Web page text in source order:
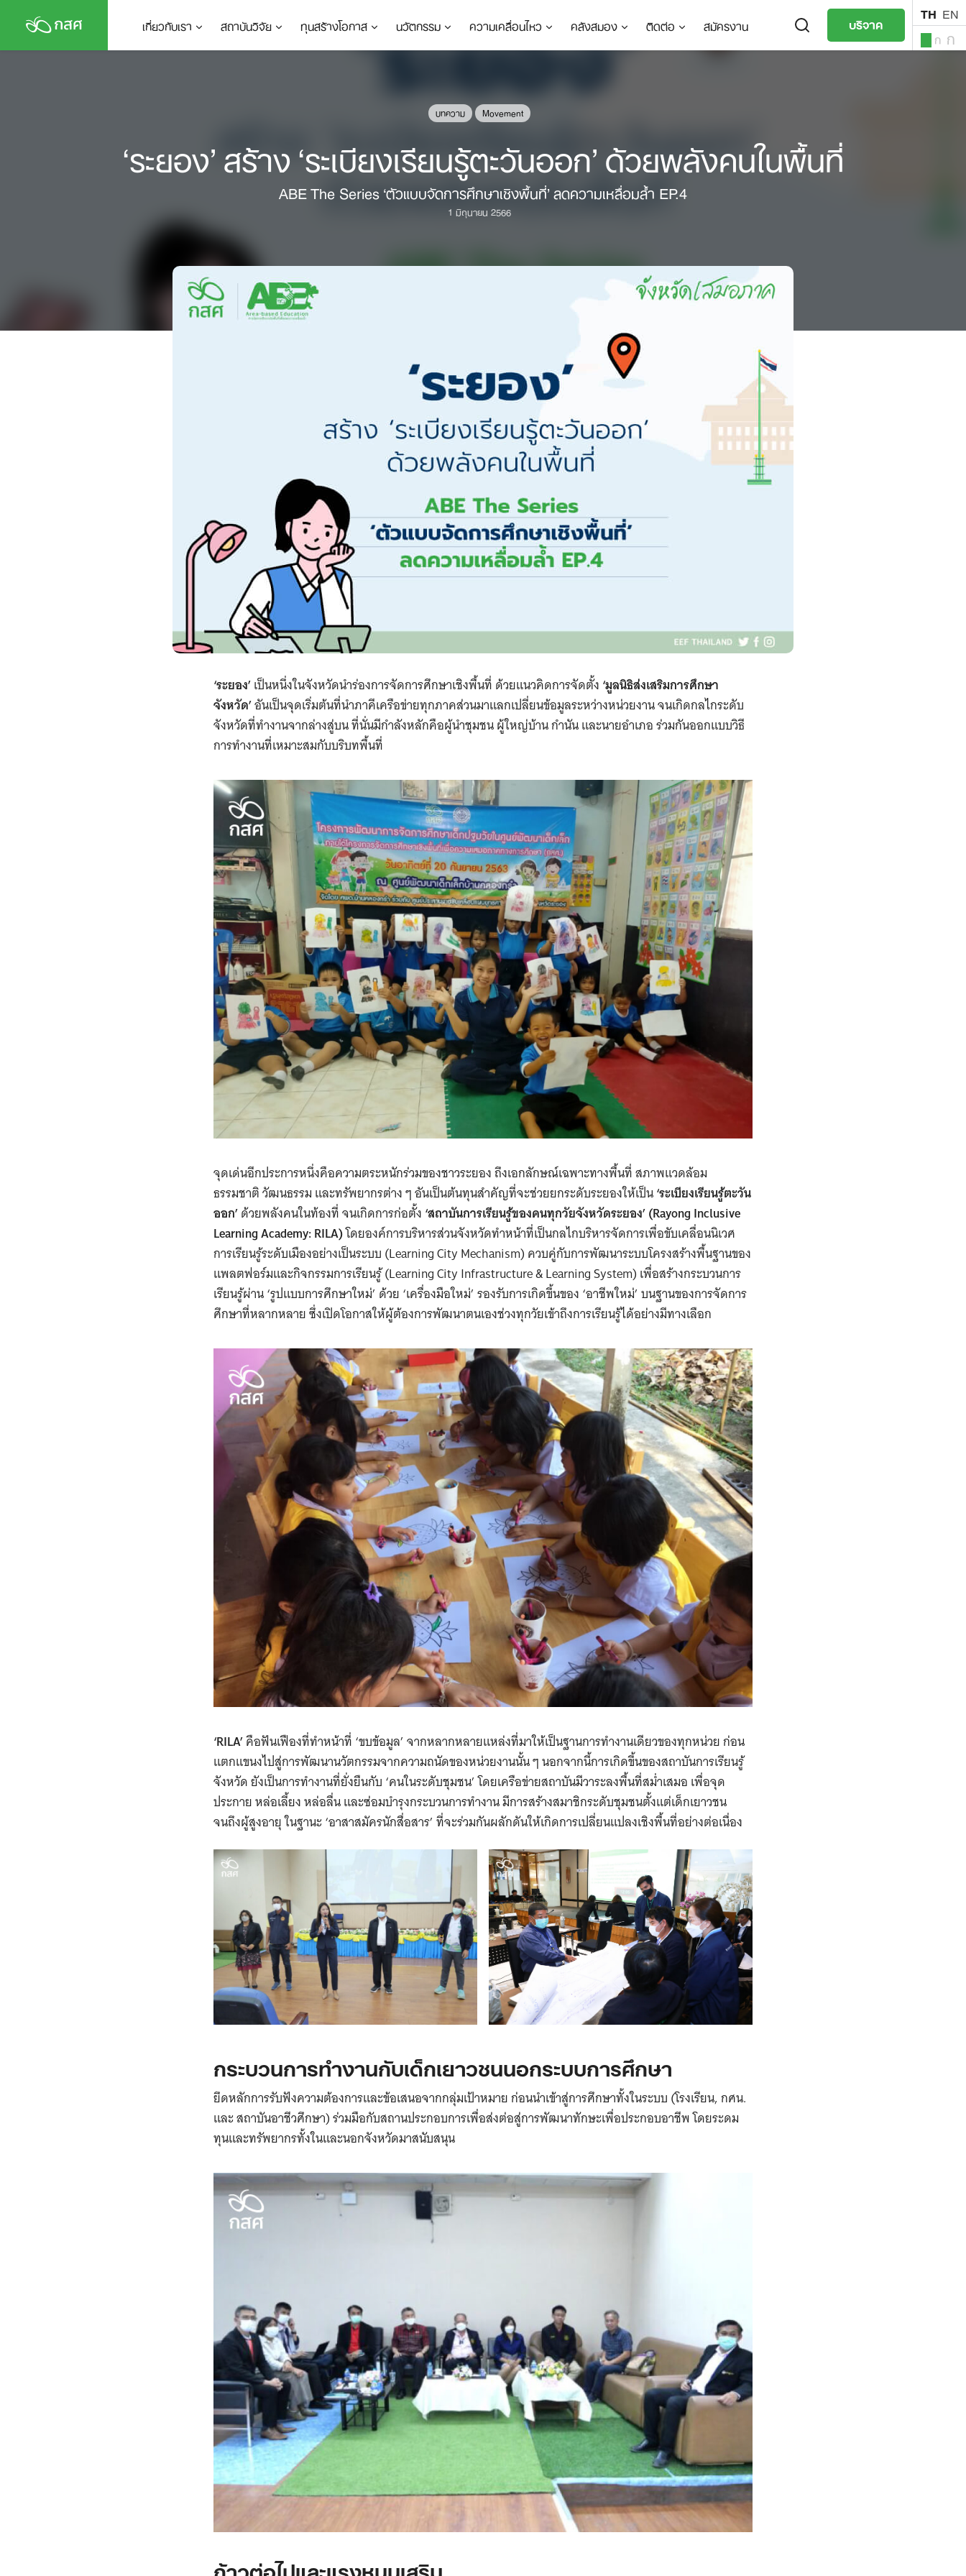
content
เกี่ยวกับเรา สถาบันวิจัย ทุนสร้างโอกาส นวัตกรรม ความเคลื่อนไหว คลังสมอง ติดต่อ สมัครงาน บริจาค TH EN
ก ก
Search
for:
บทความ Movement
‘ระยอง’ สร้าง ‘ระเบียงเรียนรู้ตะวันออก’ ด้วยพลังคนในพื้นที่
ABE The Series ‘ตัวแบบจัดการศึกษาเชิงพื้นที่’ ลดความเหลื่อมล้ำ EP.4
1 มิถุนายน 2566
‘ระยอง’เป็นหนึ่งในจังหวัดนำร่องการจัดการศึกษาเชิงพื้นที่ ด้วยแนวคิดการจัดตั้ง ‘มูลนิธิส่งเสริมการศึกษา
จังหวัด’อันเป็นจุดเริ่มต้นที่นำภาคีเครือข่ายทุกภาคส่วนมาแลกเปลี่ยนข้อมูลระหว่างหน่วยงาน จนเกิดกลไกระดับ
จังหวัดที่ทำงานจากล่างสู่บน ที่นั่นมีกำลังหลักคือผู้นำชุมชน ผู้ใหญ่บ้าน กำนัน และนายอำเภอ ร่วมกันออกแบบวิธี
การทำงานที่เหมาะสมกับบริบทพื้นที่
จุดเด่นอีกประการหนึ่งคือความตระหนักร่วมของชาวระยอง ถึงเอกลักษณ์เฉพาะทางพื้นที่ สภาพแวดล้อม
ธรรมชาติ วัฒนธรรม และทรัพยากรต่าง ๆ อันเป็นต้นทุนสำคัญที่จะช่วยยกระดับระยองให้เป็น‘ระเบียงเรียนรู้ตะวัน
ออก’ด้วยพลังคนในท้องที่ จนเกิดการก่อตั้ง ‘สถาบันการเรียนรู้ของคนทุกวัยจังหวัดระยอง’ (Rayong Inclusive
Learning Academy: RILA)โดยองค์การบริหารส่วนจังหวัดทำหน้าที่เป็นกลไกบริหารจัดการเพื่อขับเคลื่อนนิเวศ
การเรียนรู้ระดับเมืองอย่างเป็นระบบ (Learning City Mechanism) ควบคู่กับการพัฒนาระบบโครงสร้างพื้นฐานของ
แพลตฟอร์มและกิจกรรมการเรียนรู้ (Learning City Infrastructure & Learning System) เพื่อสร้างกระบวนการ
เรียนรู้ผ่าน ‘รูปแบบการศึกษาใหม่’ ด้วย ‘เครื่องมือใหม่’ รองรับการเกิดขึ้นของ ‘อาชีพใหม่’ บนฐานของการจัดการ
ศึกษาที่หลากหลาย ซึ่งเปิดโอกาสให้ผู้ต้องการพัฒนาตนเองช่วงทุกวัยเข้าถึงการเรียนรู้ได้อย่างมีทางเลือก
‘RILA’คือฟันเฟืองที่ทำหน้าที่ ‘ขบข้อมูล’ จากหลากหลายแหล่งที่มาให้เป็นฐานการทำงานเดียวของทุกหน่วย ก่อน
แตกแขนงไปสู่การพัฒนานวัตกรรมจากความถนัดของหน่วยงานนั้น ๆ นอกจากนี้การเกิดขึ้นของสถาบันการเรียนรู้
จังหวัด ยังเป็นการทำงานที่ยั่งยืนกับ ‘คนในระดับชุมชน’ โดยเครือข่ายสถาบันมีวาระลงพื้นที่สม่ำเสมอ เพื่อจุด
ประกาย หล่อเลี้ยง หล่อลื่น และซ่อมบำรุงกระบวนการทำงาน มีการสร้างสมาชิกระดับชุมชนตั้งแต่เด็กเยาวชน
จนถึงผู้สูงอายุ ในฐานะ ‘อาสาสมัครนักสื่อสาร’ ที่จะร่วมกันผลักดันให้เกิดการเปลี่ยนแปลงเชิงพื้นที่อย่างต่อเนื่อง
กระบวนการทำงานกับเด็กเยาวชนนอกระบบการศึกษา
ยึดหลักการรับฟังความต้องการและข้อเสนอจากกลุ่มเป้าหมาย ก่อนนำเข้าสู่การศึกษาทั้งในระบบ (โรงเรียน, กศน.
และ สถาบันอาชีวศึกษา) ร่วมมือกับสถานประกอบการเพื่อส่งต่อสู่การพัฒนาทักษะเพื่อประกอบอาชีพ โดยระดม
ทุนและทรัพยากรทั้งในและนอกจังหวัดมาสนับสนุน